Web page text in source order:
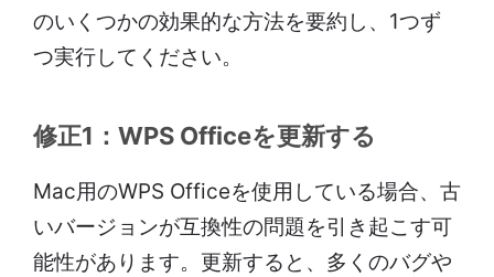
のいくつかの効果的な方法を要約し、1つず
つ実行してください。
修正1：WPS Officeを更新する
Mac用のWPS Officeを使用している場合、古
いバージョンが互換性の問題を引き起こす可
能性があります。更新すると、多くのバグや